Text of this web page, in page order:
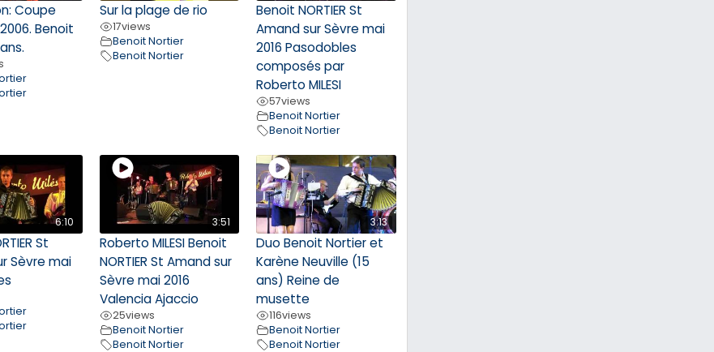
Coupe
Benoit
Sur la plage de rio
17views
Benoit Nortier
Benoit Nortier
Benoit NORTIER St
Amand sur Sèvre mai
2016 Pasodobles
composés par
Roberto MILESI
57views
Benoit Nortier
Benoit Nortier
6:10
St
Sèvre mai
3:51
Roberto MILESI Benoit
NORTIER St Amand sur
Sèvre mai 2016
Valencia Ajaccio
25views
Benoit Nortier
Benoit Nortier
3:13
Duo Benoit Nortier et
Karène Neuville (15
ans) Reine de
musette
116views
Benoit Nortier
Benoit Nortier